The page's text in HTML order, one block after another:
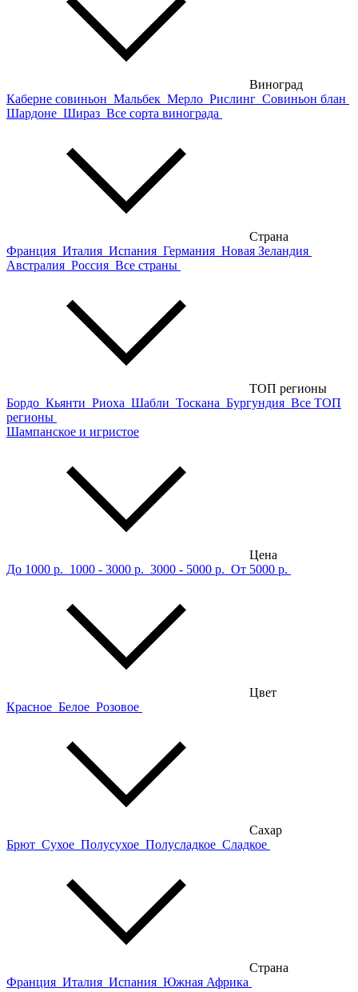
Виноград
Каберне совиньон Мальбек Мерло Рислинг Совиньон блан
Шардоне Шираз Все сорта винограда
Страна
Франция Италия Испания Германия Новая Зеландия
Австралия Россия Все страны
ТОП регионы
Бордо Кьянти Риоха Шабли Тоскана Бургундия Все ТОП
регионы
Шампанское и игристое
Цена
До 1000 р. 1000 - 3000 р. 3000 - 5000 р. От 5000 р.
Цвет
Красное Белое Розовое
Сахар
Брют Сухое Полусухое Полусладкое Сладкое
Страна
Франция Италия Испания Южная Африка